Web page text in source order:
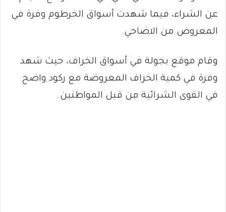
عن الشراء، فيما شهدت أسواق الخرطوم وفرة في
المعروض من الاضاحي.
وقام موقع بجولة في أسواق الخراف، حيث شهد
وفرة في كمية الخراف المعروضة مع ركود واضح
في القوى الشرائية من قبل المواطنين.